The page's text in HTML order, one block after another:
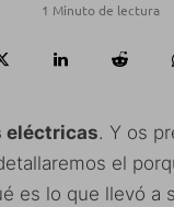
1 Minuto de lectura
eléctricas. Y os
el
es lo que llevó a